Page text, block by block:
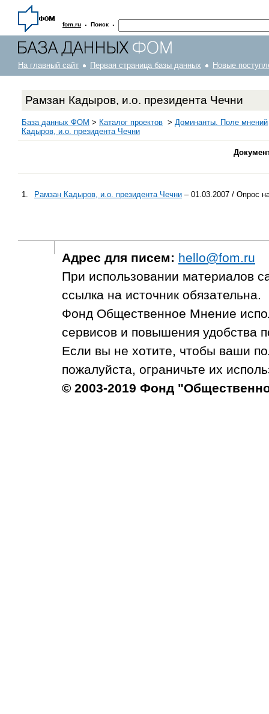
fom.ru · Поиск ·
На главный сайт Первая страница базы данных Новые
Рамзан Кадыров, и.о. президента Чечни
База данных ФОМ > Каталог проектов > Доминанты. Поле мнений
Кадыров, и.о. президента Чечни
1. Рамзан Кадыров, и.о. президента Чечни – 01.03.2007 / Опрос
Адрес для писем: hello@fom.ru
При использовании материалов
ссылка на источник обязательна.
Фонд Общественное Мнение
сервисов и повышения удобства
Если вы не хотите, чтобы ваши
пожалуйста, ограничьте их
© 2003-2019 Фонд